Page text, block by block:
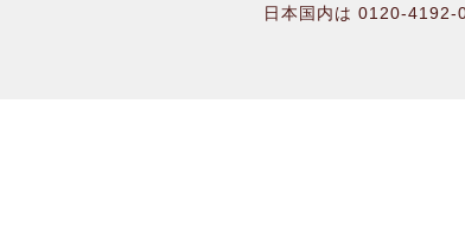
日本国内は 0120-